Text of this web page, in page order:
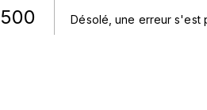
500 Désolé, une erreur s'est